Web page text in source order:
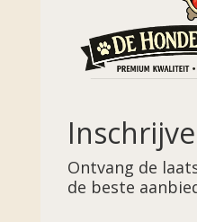
Ontvang de
de beste